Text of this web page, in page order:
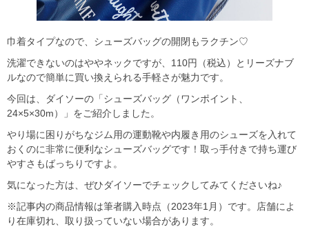
巾着タイプなので、シューズバッグの開閉もラクチン♡
洗濯できないのはややネックですが、110円（税込）とリーズナブ
ルなので簡単に買い換えられる手軽さが魅力です。
今回は、ダイソーの「シューズバッグ（ワンポイント、
24×5×30m）」をご紹介しました。
やり場に困りがちなジム用の運動靴や内履き用のシューズを入れて
おくのに非常に便利なシューズバッグです！取っ手付きで持ち運び
やすさもばっちりですよ。
気になった方は、ぜひダイソーでチェックしてみてくださいね♪
※記事内の商品情報は筆者購入時点（2023年1月）です。店舗によ
り在庫切れ、取り扱っていない場合があります。